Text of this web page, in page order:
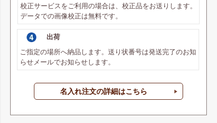
校正サービスをご利用の場合は、校正品をお送りします。
データでの画像校正は無料です。
出荷
ご指定の場所へ納品します。送り状番号は発送完了のお知
らせメールでお知らせします。
名入れ注文の詳細はこちら